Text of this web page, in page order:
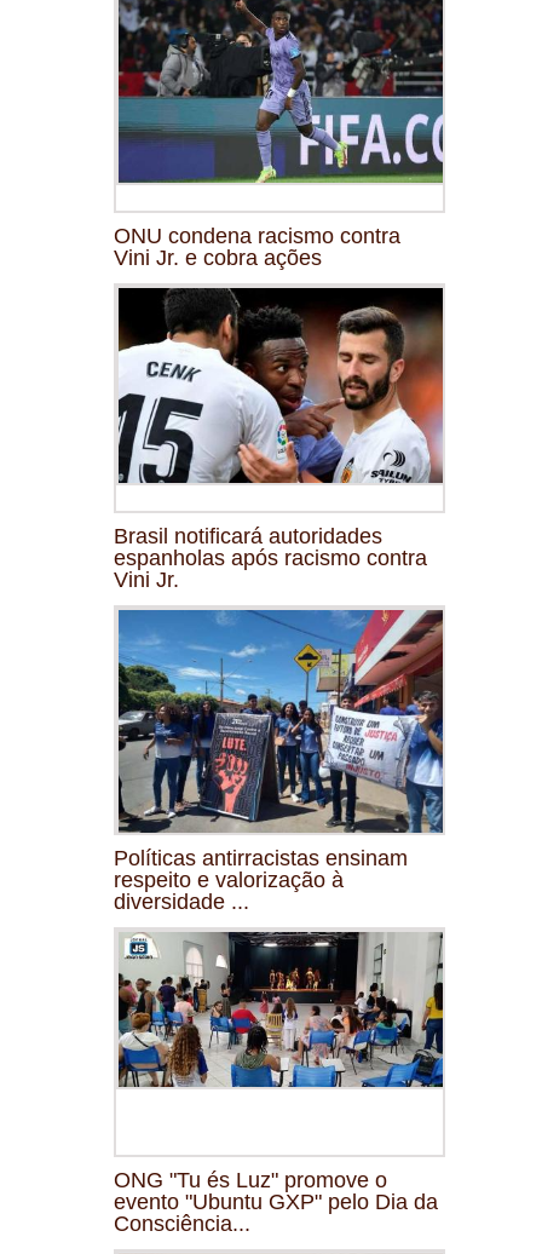
ONU condena racismo contra
Vini Jr. e cobra ações
Brasil notificará autoridades
espanholas após racismo contra
Vini Jr.
Políticas antirracistas ensinam
respeito e valorização à
diversidade ...
ONG "Tu és Luz" promove o
evento "Ubuntu GXP" pelo Dia da
Consciência...